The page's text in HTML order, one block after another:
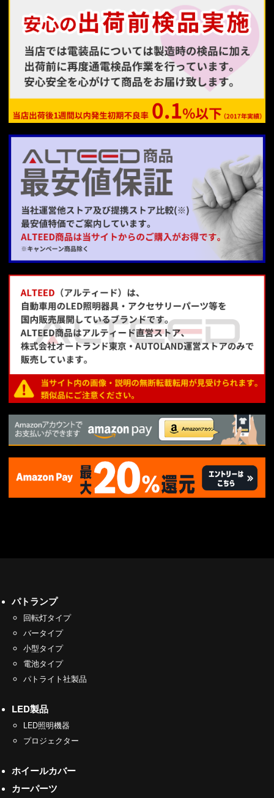
パトランプ
回転灯タイプ
バータイプ
小型タイプ
電池タイプ
パトライト社製品
LED製品
LED照明機器
プロジェクター
ホイールカバー
カーパーツ